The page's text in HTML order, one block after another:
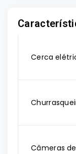
Cerca
Câmeras